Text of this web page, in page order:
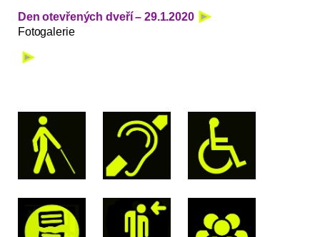
Den otevřených dveří – 29.1.2020
Fotogalerie